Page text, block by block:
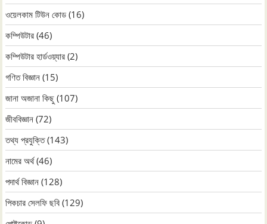
ওয়েলকাম টিউন কোড (16)
কম্পিউটার (46)
কম্পিউটার হার্ডওয়্যার (2)
গণিত বিজ্ঞান (15)
জানা অজানা কিছু (107)
জীববিজ্ঞান (72)
তথ্য প্রযুক্তি(143)
নামের অর্থ(46)
পদার্থ বিজ্ঞান (128)
পিকচার সেলফি ছবি (129)